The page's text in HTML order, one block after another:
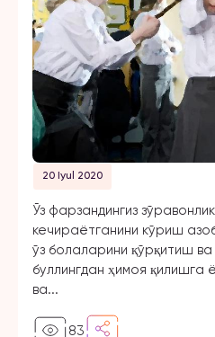
20 Iyul 2020
Ўз фарзандингиз
кечираётганини кўриш
ўз болаларини қўрқитиш
буллингдан ҳимоя
ва...
83